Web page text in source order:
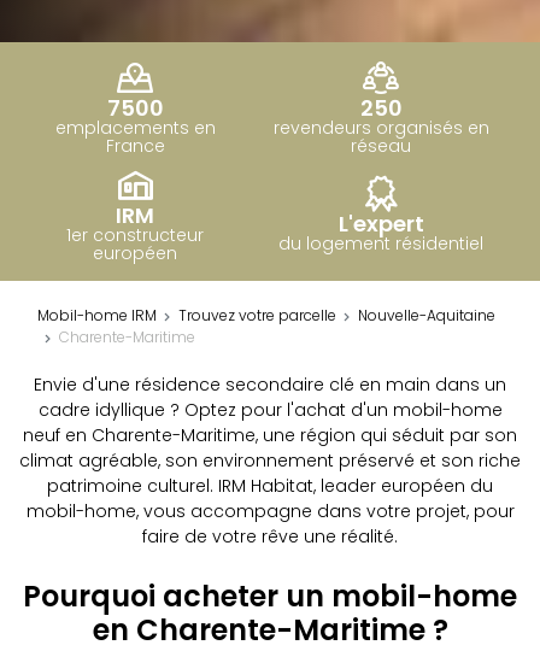
7500
emplacements en
France
250
revendeurs organisés en
réseau
IRM
1er constructeur
européen
L'expert
du logement résidentiel
Mobil-home IRM Trouvez votre parcelle
Nouvelle-Aquitaine
Charente-Maritime
Envie d'une résidence secondaire clé en main dans un
cadre idyllique ? Optez pour l'achat d'un mobil-home
neuf en Charente-Maritime, une région qui séduit par son
climat agréable, son environnement préservé et son riche
patrimoine culturel. IRM Habitat, leader européen du
mobil-home, vous accompagne dans votre projet, pour
faire de votre rêve une réalité.
Pourquoi acheter un mobil-home
en Charente-Maritime ?